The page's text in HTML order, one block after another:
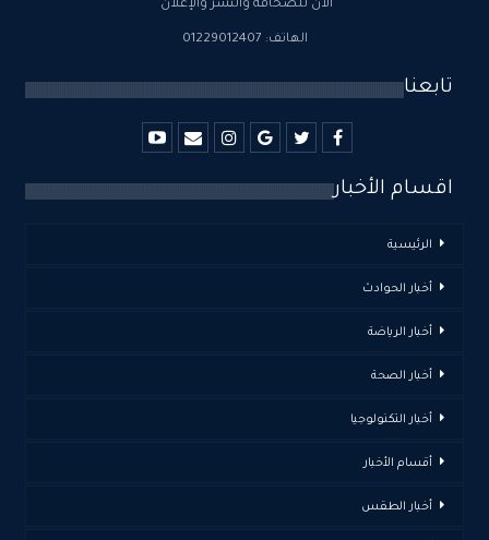
الآن للصحافة والنشر والإعلان"
الهاتف: 01229012407
تابعنا
اقسام الأخبار
الرئيسية
أخبار الحوادث
أخبار الرياضة
أخبار الصحة
أخبار التكنولوجيا
أقسام الأخبار
أخبار الطقس